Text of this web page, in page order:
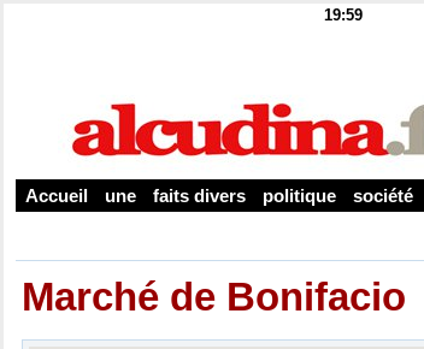
19:59
Accueil une faits divers politique société
Marché de Bonifacio